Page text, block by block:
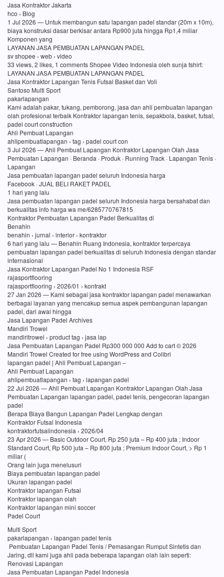
Jasa Kontraktor Jakarta
hco › Blog
1 Jul 2026 — Untuk membangun satu lapangan padel standar (20m x 10m),
biaya konstruksi dasar berkisar antara Rp900 juta hingga Rp1,4 miliar
Komponen yang
LAYANAN JASA PEMBUATAN LAPANGAN PADEL
sv shopee › web › video
33 views, 2 likes, 1 comments Shopee Video Indonesia oleh sunja tshirt:
LAYANAN JASA PEMBUATAN LAPANGAN PADEL
Jasa Kontraktor Lapangan Tenis Futsal Basket dan Voli
Santoso Multi Sport
pakarlapangan
Kami adalah pakar, tukang, pemborong, jasa dan ahli pembuatan lapangan
olah profesional terbaik Kontraktor lapangan tenis, sepakbola, basket, futsal,
padel court construction
Ahli Pembuat Lapangan
ahlipembuatlapangan › tag › padel court con
3 Jul 2026 — Ahli Pembuat Lapangan Kontraktor Lapangan Olah Jasa
Pembuatan Lapangan · Beranda · Produk · Running Track · Lapangan Tenis ·
Lapangan
Jasa pembuatan lapangan padel seluruh Indonesia harga
Facebook · JUAL BELI RAKET PADEL
1 hari yang lalu
Jasa pembuatan lapangan padel seluruh Indonesia harga bersahabat dan
berkualitas info harga wa me/6285770767815
Kontraktor Pembuatan Lapangan Padel Berkualitas di
Benahin
benahin › jurnal › interior › kontraktor
6 hari yang lalu — Benahin Ruang Indonesia, kontraktor terpercaya
pembuatan lapangan padel berkualitas di seluruh Indonesia dengan standar
internasional
Jasa Kontraktor Lapangan Padel No 1 Indonesia RSF
rajasportflooring
rajasportflooring › 2026/01 › kontrakt
27 Jan 2026 — Kami sebagai jasa kontraktor lapangan padel menawarkan
berbagai layanan yang mencakup semua aspek pembangunan lapangan
padel, dari awal hingga
Jasa Lapangan Padel Archives
Mandiri Trowel
mandiritrowel › product tag › jasa lap
Jasa Pembuatan Lapangan Padel Rp300 000 000 Add to cart © 2026
Mandiri Trowel Created for free using WordPress and Colibri
lapangan padel | Ahli Pembuat Lapangan –
Ahli Pembuat Lapangan
ahlipembuatlapangan › tag › lapangan padel
22 Jul 2026 — Ahli Pembuat Lapangan Kontraktor Lapangan Olah Jasa
Pembuatan Lapangan lapangan padel, padel tenis, pengecoran lapangan
padel
Berapa Biaya Bangun Lapangan Padel Lengkap dengan
Kontraktor Futsal Indonesia
kontraktorfutsalindonesia › 2026/04
23 Apr 2026 — Basic Outdoor Court, Rp 250 juta – Rp 400 juta ; Indoor
Standard Court, Rp 500 juta – Rp 800 juta ; Premium Indoor Court, > Rp 1
miliar (
Orang lain juga menelusuri
Biaya pembuatan lapangan padel
Ukuran lapangan padel
Kontraktor lapangan Futsal
Kontraktor lapangan olah
Kontraktor lapangan mini soccer
Padel Court
Multi Sport
pakarlapangan › lapangan padel tenis
Pembuatan Lapangan Padel Tenis / Pemasangan Rumput Sintetis dan
Jaring, dll kami juga ahli pada beberapa lapangan olah lain seperti:
Renovasi Lapangan
Jasa Pembuatan Lapangan Padel Indonesia